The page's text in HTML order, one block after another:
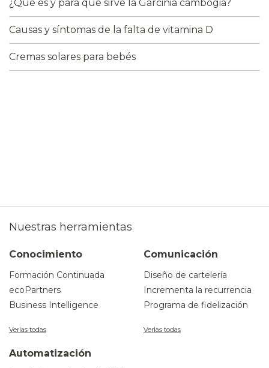
¿Qué es y para qué sirve la Garcinia cambogia?
Causas y síntomas de la falta de vitamina D
Cremas solares para bebés
Nuestras herramientas
Conocimiento
Formación Continuada
ecoPartners
Business Intelligence
Verlas todas
Comunicación
Diseño de cartelería
Incrementa la recurrencia
Programa de fidelización
Verlas todas
Automatización